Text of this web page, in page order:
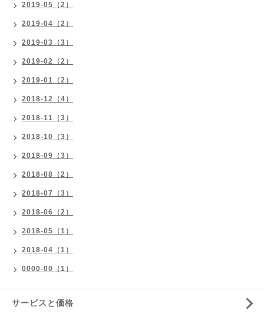
2019-05（2）
2019-04（2）
2019-03（3）
2019-02（2）
2019-01（2）
2018-12（4）
2018-11（3）
2018-10（3）
2018-09（3）
2018-08（2）
2018-07（3）
2018-06（2）
2018-05（1）
2018-04（1）
0000-00（1）
サービスと価格